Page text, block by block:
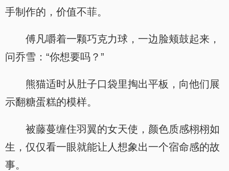
手制作的，价值不菲。
傅凡嚼着一颗巧克力球，一边脸颊鼓起来，
问乔雪：“你想要吗？”
熊猫适时从肚子口袋里掏出平板，向他们展
示翻糖蛋糕的模样。
被藤蔓缠住羽翼的女天使，颜色质感栩栩如
生，仅仅看一眼就能让人想象出一个宿命感的故
事。